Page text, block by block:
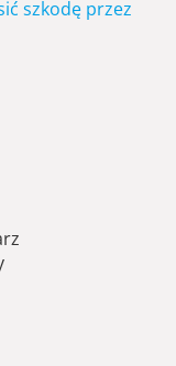
szkodę przez